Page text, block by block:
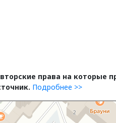
права на которые
Подробнее >>